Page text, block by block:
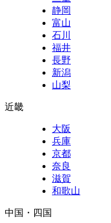
静岡
富山
石川
福井
長野
新潟
山梨
近畿
大阪
兵庫
京都
奈良
滋賀
和歌山
中国・四国